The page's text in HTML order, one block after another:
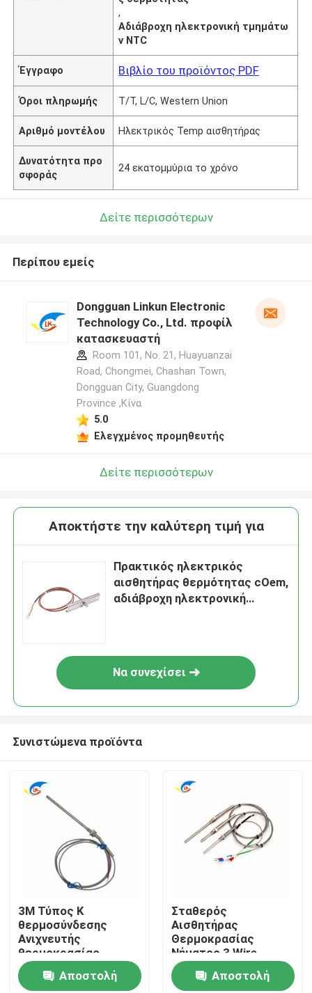
Προϊόντα
βίντεο
,
Αδιάβροχη ηλεκτρονική τμημάτω
ν NTC
Έγγραφο Βιβλίο του προϊόντος PDF
Όροι πληρωμής T/T, L/C, Western Union
Αριθμό μοντέλου Ηλεκτρικός Temp αισθητήρας
Δυνατότητα προ
σφοράς
24 εκατομμύρια το χρόνο
Δείτε περισσότερων
Περίπου εμείς
Dongguan Linkun Electronic
Technology Co., Ltd. προφίλ
κατασκευαστή
Room 101, No. 21, Huayuanzai
Road, Chongmei, Chashan Town,
Dongguan City, Guangdong
Province ,Κίνα
5.0
Ελεγχμένος προμηθευτής
Δείτε περισσότερων
Αποκτήστε την καλύτερη τιμή για
Πρακτικός ηλεκτρικός
αισθητήρας θερμότητας cOem,
αδιάβροχη ηλεκτρονική
Να συνεχίσει
Συνιστώμενα προϊόντα
3M Τύπος K
θερμοσύνδεσης
Ανιχνευτής
θερμοκρασίας
100mm -100°C έως
1250°C Αποστολή
Σταθερός
Αισθητήρας
Θερμοκρασίας
Νήματος 3 Wire
PT100 PT1000
Θερμίστορ για
Αποστολή